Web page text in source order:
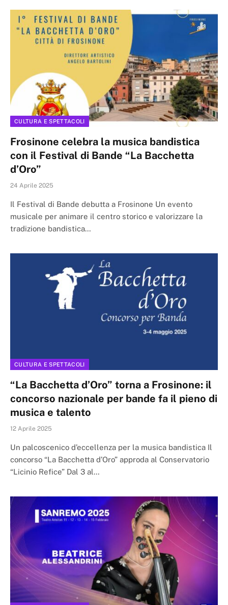
CULTURA E SPETTACOLI
Frosinone celebra la musica bandistica
con il Festival di Bande “La Bacchetta
d’Oro”
24 Aprile 2025
Il Festival di Bande debutta a Frosinone Un evento
musicale per animare il centro storico e valorizzare la
tradizione bandistica…
CULTURA E SPETTACOLI
“La Bacchetta d’Oro” torna a Frosinone: il
concorso nazionale per bande fa il pieno di
musica e talento
12 Aprile 2025
Un palcoscenico d’eccellenza per la musica bandistica Il
concorso “La Bacchetta d’Oro” approda al Conservatorio
“Licinio Refice” Dal 3 al…